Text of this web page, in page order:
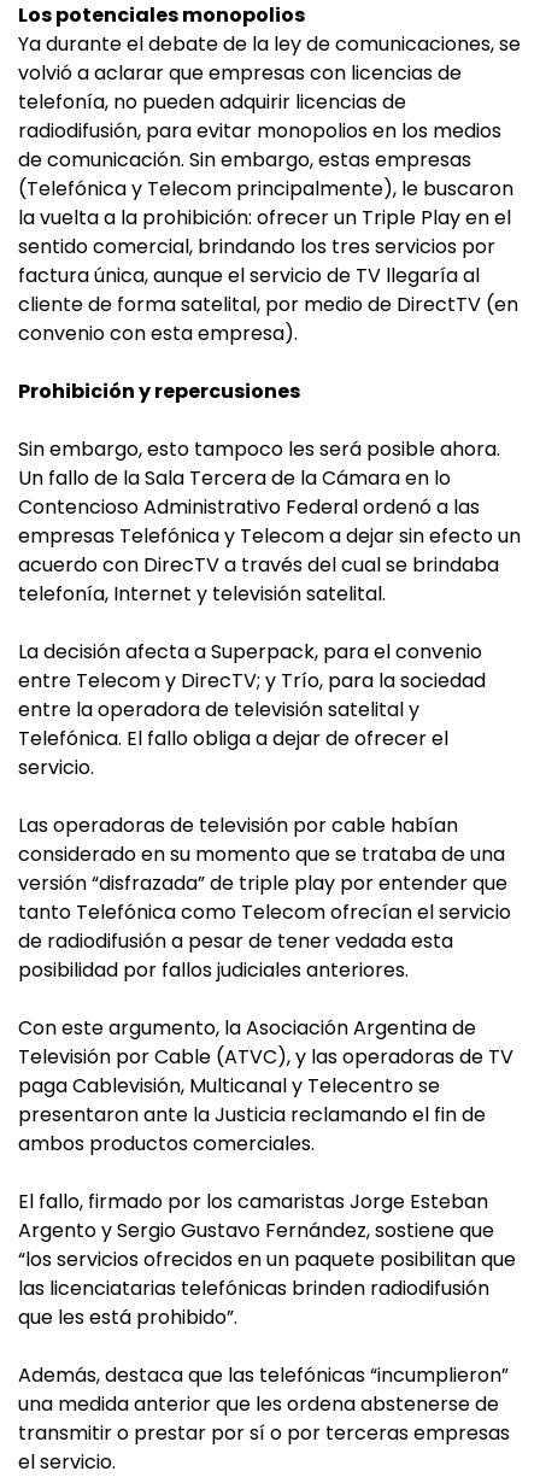
Los potenciales monopolios
Ya durante el debate de la ley de comunicaciones, se
volvió a aclarar que empresas con licencias de
telefonía, no pueden adquirir licencias de
radiodifusión, para evitar monopolios en los medios
de comunicación. Sin embargo, estas empresas
(Telefónica y Telecom principalmente), le buscaron
la vuelta a la prohibición: ofrecer un Triple Play en el
sentido comercial, brindando los tres servicios por
factura única, aunque el servicio de TV llegaría al
cliente de forma satelital, por medio de DirectTV (en
convenio con esta empresa).
Prohibición y repercusiones
Sin embargo, esto tampoco les será posible ahora.
Un fallo de la Sala Tercera de la Cámara en lo
Contencioso Administrativo Federal ordenó a las
empresas Telefónica y Telecom a dejar sin efecto un
acuerdo con DirecTV a través del cual se brindaba
telefonía, Internet y televisión satelital.
La decisión afecta a Superpack, para el convenio
entre Telecom y DirecTV; y Trío, para la sociedad
entre la operadora de televisión satelital y
Telefónica. El fallo obliga a dejar de ofrecer el
servicio.
Las operadoras de televisión por cable habían
considerado en su momento que se trataba de una
versión “disfrazada” de triple play por entender que
tanto Telefónica como Telecom ofrecían el servicio
de radiodifusión a pesar de tener vedada esta
posibilidad por fallos judiciales anteriores.
Con este argumento, la Asociación Argentina de
Televisión por Cable (ATVC), y las operadoras de TV
paga Cablevisión, Multicanal y Telecentro se
presentaron ante la Justicia reclamando el fin de
ambos productos comerciales.
El fallo, firmado por los camaristas Jorge Esteban
Argento y Sergio Gustavo Fernández, sostiene que
“los servicios ofrecidos en un paquete posibilitan que
las licenciatarias telefónicas brinden radiodifusión
que les está prohibido”.
Además, destaca que las telefónicas “incumplieron”
una medida anterior que les ordena abstenerse de
transmitir o prestar por sí o por terceras empresas
el servicio.